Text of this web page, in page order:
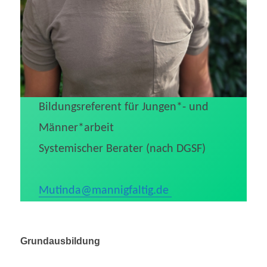
Bildungsreferent für Jungen*- und
Männer*arbeit
Systemischer Berater (nach DGSF)
Mutinda@mannigfaltig.de
Grundausbildung